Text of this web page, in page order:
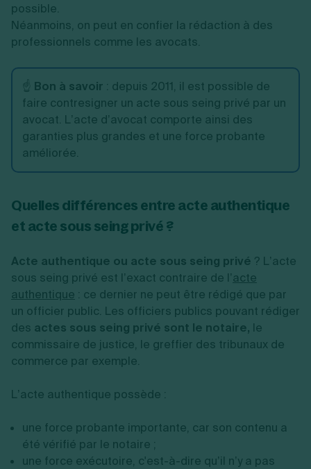
possible.
Néanmoins, on peut en confier la rédaction à des
professionnels comme les avocats.
☝️ Bon à savoir : depuis 2011, il est possible de
faire contresigner un acte sous seing privé par un
avocat. L’acte d’avocat comporte ainsi des
garanties plus grandes et une force probante
améliorée.
Quelles différences entre acte authentique
et acte sous seing privé ?
Acte authentique ou acte sous seing privé ? L’acte
sous seing privé est l’exact contraire de l’acte
authentique : ce dernier ne peut être rédigé que par
un officier public. Les officiers publics pouvant rédiger
des actes sous seing privé sont le notaire, le
commissaire de justice, le greffier des tribunaux de
commerce par exemple.
L’acte authentique possède :
une force probante importante, car son contenu a
été vérifié par le notaire ;
une force exécutoire, c'est-à-dire qu’il n’y a pas